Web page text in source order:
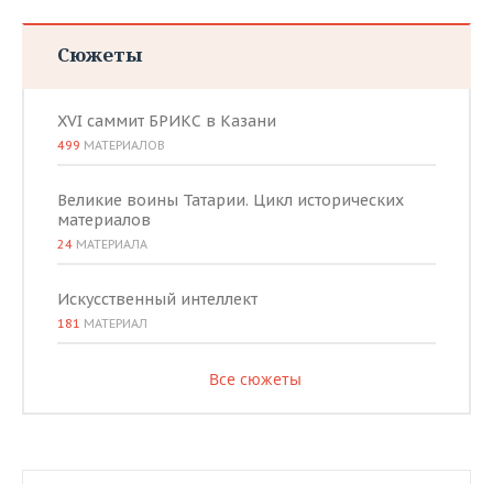
Сюжеты
XVI саммит БРИКС в Казани
499 МАТЕРИАЛОВ
Великие воины Татарии. Цикл исторических
материалов
24 МАТЕРИАЛА
Искусственный интеллект
181 МАТЕРИАЛ
Все сюжеты